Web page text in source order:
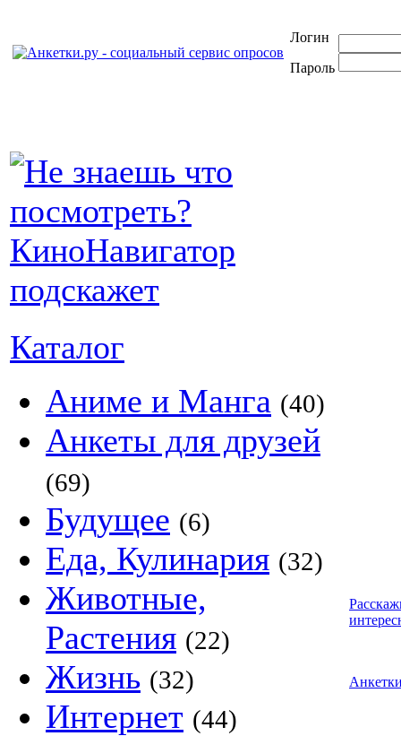
Логин
Пароль
Каталог
Аниме и Манга (40)
Анкеты для друзей
(69)
Будущее (6)
Еда, Кулинария (32)
Животные,
Растения (22)
Жизнь (32)
Интернет (44)